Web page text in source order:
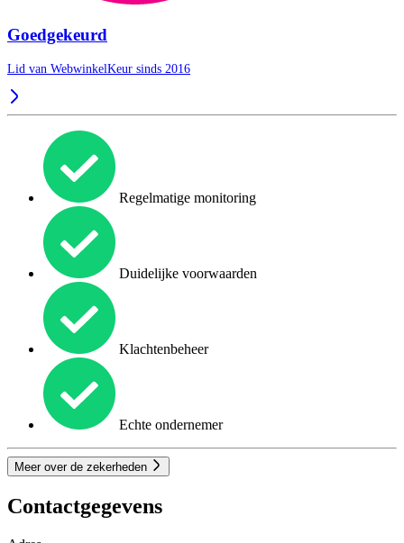
Goedgekeurd
Lid van WebwinkelKeur sinds 2016
Regelmatige monitoring
Duidelijke voorwaarden
Klachtenbeheer
Echte ondernemer
Meer over de zekerheden
Contactgegevens